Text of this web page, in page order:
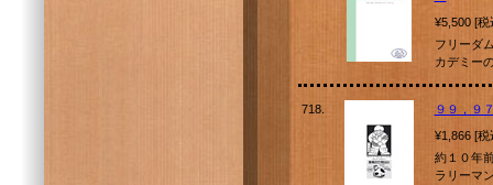
¥5,500 [
フリーダ
カデミー
718.
９９，９
¥1,866 [
約１０年
ラリーマ